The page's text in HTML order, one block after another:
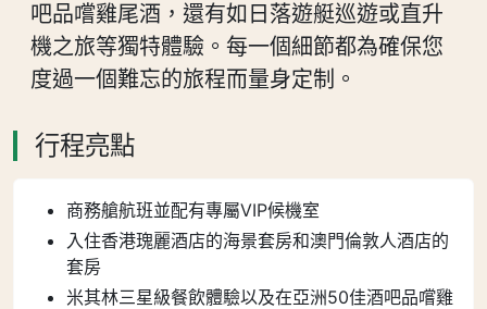
吧品嚐雞尾酒，還有如日落遊艇巡遊或直升
機之旅等獨特體驗。每一個細節都為確保您
度過一個難忘的旅程而量身定制。
行程亮點
商務艙航班並配有專屬VIP候機室
入住香港瑰麗酒店的海景套房和澳門倫敦人酒店的
套房
米其林三星級餐飲體驗以及在亞洲50佳酒吧品嚐雞